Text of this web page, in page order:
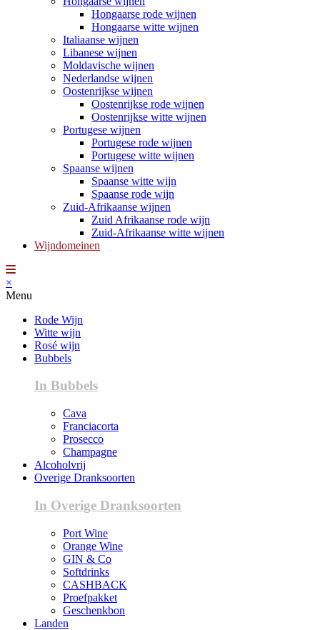
Hongaarse rode wijnen
Hongaarse witte wijnen
Italiaanse wijnen
Libanese wijnen
Moldavische wijnen
Nederlandse wijnen
Oostenrijkse wijnen
Oostenrijkse rode wijnen
Oostenrijkse witte wijnen
Portugese wijnen
Portugese rode wijnen
Portugese witte wijnen
Spaanse wijnen
Spaanse witte wijn
Spaanse rode wijn
Zuid-Afrikaanse wijnen
Zuid Afrikaanse rode wijn
Zuid-Afrikaanse witte wijnen
Wijndomeinen
×
Menu
Rode Wijn
Witte wijn
Rosé wijn
Bubbels
In Bubbels
Cava
Franciacorta
Prosecco
Champagne
Alcoholvrij
Overige Dranksoorten
In Overige Dranksoorten
Port Wine
Orange Wine
GIN & Co
Softdrinks
CASHBACK
Proefpakket
Geschenkbon
Landen